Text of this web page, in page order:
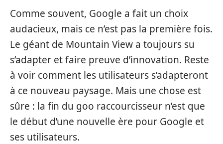
Comme souvent, Google a fait un choix
audacieux, mais ce n’est pas la première fois.
Le géant de Mountain View a toujours su
s’adapter et faire preuve d’innovation. Reste
à voir comment les utilisateurs s’adapteront
à ce nouveau paysage. Mais une chose est
sûre : la fin du goo raccourcisseur n’est que
le début d’une nouvelle ère pour Google et
ses utilisateurs.